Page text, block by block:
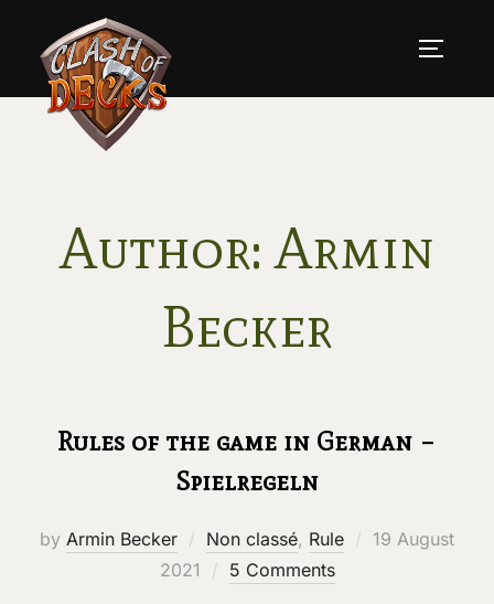
content
Author:Armin
Becker
Rules of the game in German –
Spielregeln
by Armin Becker Non classé, Rule
Posted
19 August
2021
5 Comments